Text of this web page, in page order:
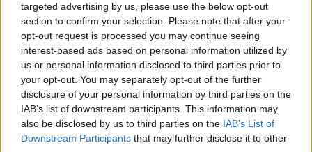
targeted advertising by us, please use the below opt-out
section to confirm your selection. Please note that after your
opt-out request is processed you may continue seeing
interest-based ads based on personal information utilized by
us or personal information disclosed to third parties prior to
your opt-out. You may separately opt-out of the further
disclosure of your personal information by third parties on the
IAB’s list of downstream participants. This information may
also be disclosed by us to third parties on the IAB’s List of
Downstream Participants that may further disclose it to other
Ο Ήλιος όπως δεν τον έχουμε ξαναδεί – Οι πιο
λεπτομερείς εικόνες που καταγράφηκαν ποτέ
08/08/2026 10:30